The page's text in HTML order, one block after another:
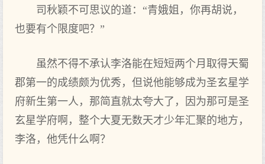
司秋颖不可思议的道：“青娥姐，你再胡说，
也要有个限度吧？”
虽然不得不承认李洛能在短短两个月取得天蜀
郡第一的成绩颇为优秀，但说他能够成为圣玄星学
府新生第一人，那简直就太夸大了，因为那可是圣
玄星学府啊，整个大夏无数天才少年汇聚的地方，
李洛，他凭什么啊？